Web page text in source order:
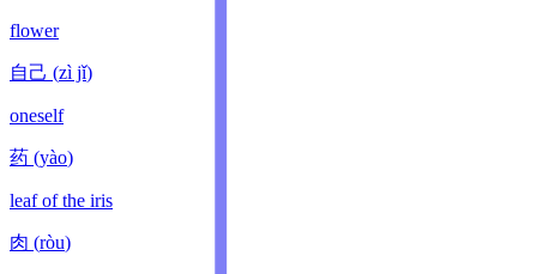
flower
自己 (zì jǐ)
oneself
药 (yào)
leaf of the iris
肉 (ròu)